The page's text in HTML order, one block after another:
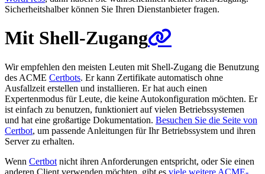
Sicherheitshalber können Sie Ihren Dienstanbieter fragen.
Mit Shell-Zugang
Wir empfehlen den meisten Leuten mit Shell-Zugang die Benutzung
des ACME Certbots. Er kann Zertifikate automatisch ohne
Ausfallzeit erstellen und installieren. Er hat auch einen
Expertenmodus für Leute, die keine Autokonfiguration möchten. Er
ist einfach zu benutzen, funktioniert auf vielen Betriebssystemen
und hat eine großartige Dokumentation. Besuchen Sie die Seite von
Certbot, um passende Anleitungen für Ihr Betriebssystem und ihren
Server zu erhalten.
Wenn Certbot nicht ihren Anforderungen entspricht, oder Sie einen
anderen Client verwenden möchten, gibt es viele weitere ACME-